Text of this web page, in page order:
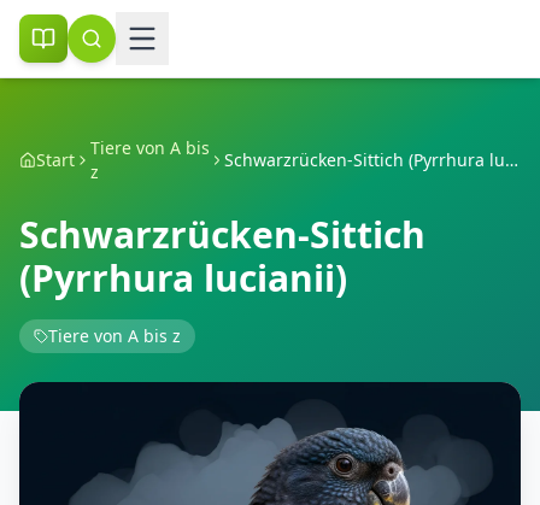
Start
Tiere von A bis
z
Schwarzrücken-Sittich (Pyrrhura lucianii)
Schwarzrücken-Sittich
(Pyrrhura lucianii)
Tiere von A bis z